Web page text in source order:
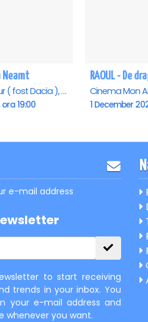
Neamt
Cinema Mon Amour ( fost Dacia ), Piatra-Neamt
19:00 1 December
e-mail address
to start receiving
trends in your inbox. You
your e-mail address and
whenever you want.